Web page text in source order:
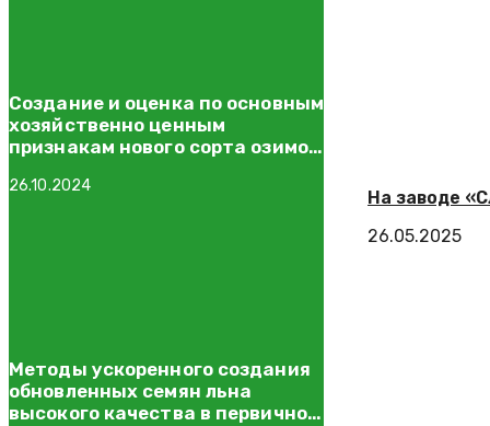
На заводе
26.05.2025
Создание и оценка по основным
хозяйственно ценным
признакам нового сорта озимой
26.10.2024
Методы ускоренного создания
обновленных семян льна
высокого качества в первичном